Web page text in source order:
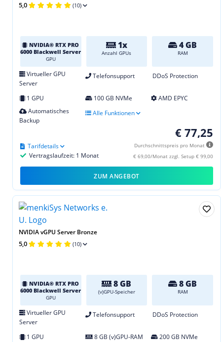
5,0 (10)
NVIDIA® RTX PRO
6000 Blackwell Server
GPU
1x
Anzahl GPUs
4 GB
RAM
Virtueller GPU
Server
Telefonsupport DDoS Protection
1 GPU 100 GB NVMe
AMD EPYC
Automatisches
Backup
Alle Funktionen
€ 77,25
Durchschnittspreis pro Monat
€ 69,00/Monat zzgl. Setup € 99,00
Vertragslaufzeit: 1 Monat
Tarifdetails
ZUM ANGEBOT
NVIDIA vGPU Server Bronze
5,0 (10)
NVIDIA® RTX PRO
6000 Blackwell Server
GPU
8 GB
(v)GPU-Speicher
8 GB
RAM
Virtueller GPU
Server
Telefonsupport DDoS Protection
1 GPU 8 GB (v)GPU-RAM
200 GB NVMe